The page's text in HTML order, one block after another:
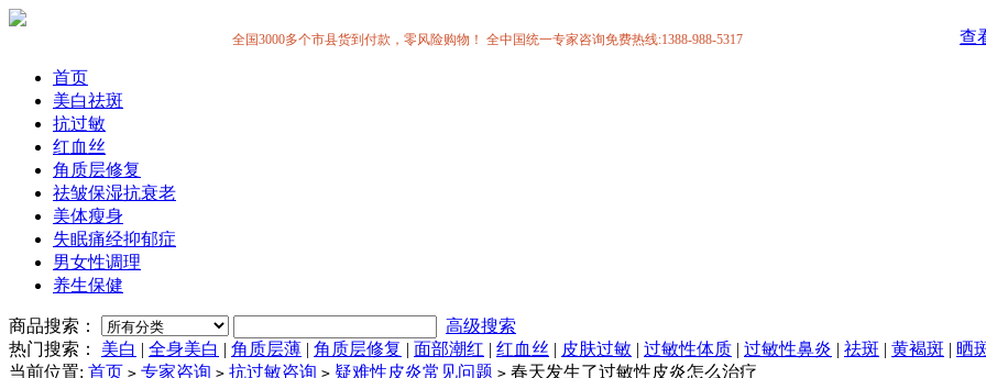
全国3000多个市县货到付款，零风险购物！ 全中国统一专家咨询免费热线:1388-988-5317 查
首页
美白祛斑
抗过敏
红血丝
角质层修复
祛皱保湿抗衰老
美体瘦身
失眠痛经抑郁症
男女性调理
养生保健
商品搜索： 高级搜索
热门搜索：
美白 | 全身美白 | 角质层薄 | 角质层修复 | 面部潮红 | 红血丝 | 皮肤过敏 | 过敏性体质 | 过敏性鼻炎 | 祛斑 | 黄褐斑 | 晒
当前位置: 首页 > 专家咨询 > 抗过敏咨询 > 疑难性皮炎常见问题 > 春天发生了过敏性皮炎怎么治疗